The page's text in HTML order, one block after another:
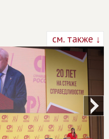
см. также ↓